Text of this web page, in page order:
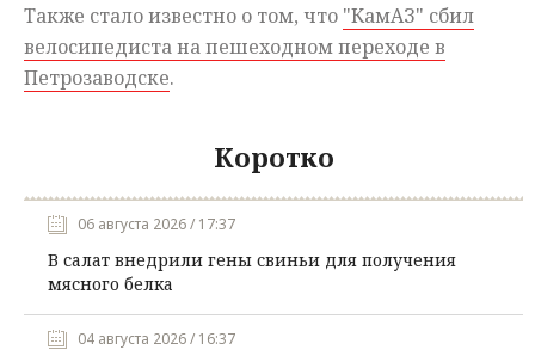
Также стало известно о том, что "КамАЗ" сбил
велосипедиста на пешеходном переходе в
Петрозаводске.
Коротко
06 августа 2026 / 17:37
В салат внедрили гены свиньи для получения
мясного белка
04 августа 2026 / 16:37